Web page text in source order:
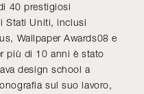
40 prestigiosi
Stati Uniti, inclusi
Wallpaper Awards08 e
più di 10 anni è stato
design school a
sul suo lavoro,